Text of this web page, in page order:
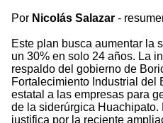
Por Nicolás Salazar -
Este plan busca aumentar la
un 30% en solo 24 años. La
respaldo del gobierno de
Fortalecimiento Industrial del
estatal a las empresas para
de la siderúrgica
justifica por la reciente